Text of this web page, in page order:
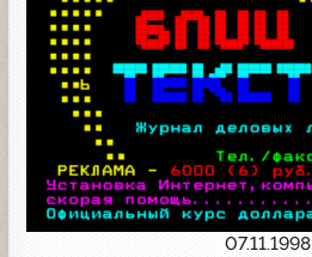
07.11.1998